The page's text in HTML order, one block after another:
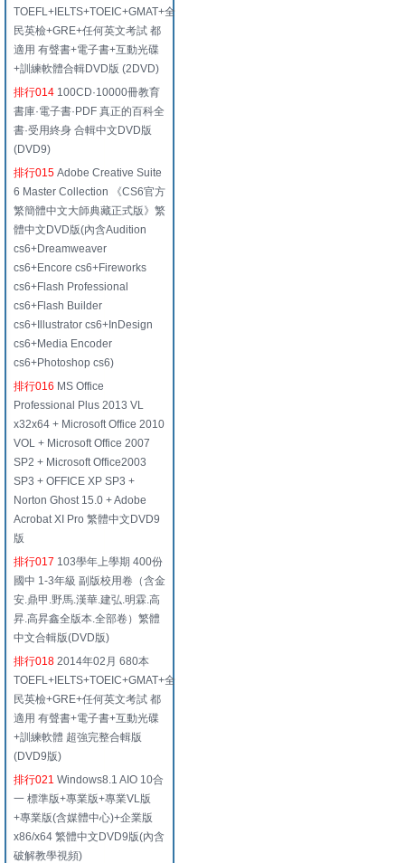
TOEFL+IELTS+TOEIC+GMAT+全
民英檢+GRE+任何英文考試 都
適用 有聲書+電子書+互動光碟
+訓練軟體合輯DVD版 (2DVD)
排行014 100CD·10000冊教育
書庫·電子書·PDF 真正的百科全
書·受用終身 合輯中文DVD版
(DVD9)
排行015 Adobe Creative Suite
6 Master Collection 《CS6官方
繁簡體中文大師典藏正式版》繁
體中文DVD版(內含Audition
cs6+Dreamweaver
cs6+Encore cs6+Fireworks
cs6+Flash Professional
cs6+Flash Builder
cs6+Illustrator cs6+InDesign
cs6+Media Encoder
cs6+Photoshop cs6)
排行016 MS Office
Professional Plus 2013 VL
x32x64 + Microsoft Office 2010
VOL + Microsoft Office 2007
SP2 + Microsoft Office2003
SP3 + OFFICE XP SP3 +
Norton Ghost 15.0 + Adobe
Acrobat XI Pro 繁體中文DVD9
版
排行017 103學年上學期 400份
國中 1-3年級 副版校用卷（含金
安.鼎甲.野馬.漢華.建弘.明霖.高
昇.高昇鑫全版本.全部卷）繁體
中文合輯版(DVD版)
排行018 2014年02月 680本
TOEFL+IELTS+TOEIC+GMAT+全
民英檢+GRE+任何英文考試 都
適用 有聲書+電子書+互動光碟
+訓練軟體 超強完整合輯版
(DVD9版)
排行021 Windows8.1 AIO 10合
一 標準版+專業版+專業VL版
+專業版(含媒體中心)+企業版
x86/x64 繁體中文DVD9版(內含
破解教學視頻)